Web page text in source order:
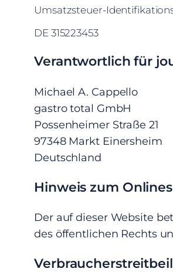
Umsatzsteuer-
DE 315223453
Verantwortlich für
Michael A. Cappello
gastro total GmbH
Possenheimer Straße 21
97348 Markt Einersheim
Deutschland
Hinweis zum
Der auf dieser Website
des öffentlichen Rechts